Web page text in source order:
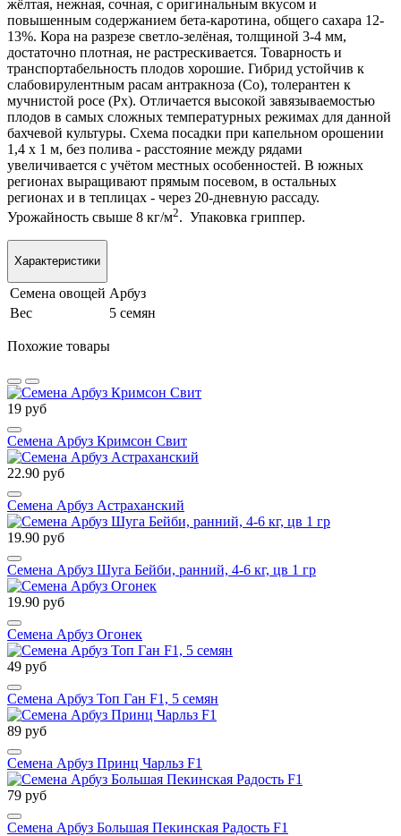
жёлтая, нежная, сочная, с оригинальным вкусом и
повышенным содержанием бета-каротина, общего сахара 12-
13%. Кора на разрезе светло-зелёная, толщиной 3-4 мм,
достаточно плотная, не растрескивается. Товарность и
транспортабельность плодов хорошие. Гибрид устойчив к
слабовирулентным расам антракноза (Со), толерантен к
мучнистой росе (Px). Отличается высокой завязываемостью
плодов в самых сложных температурных режимах для данной
бахчевой культуры. Схема посадки при капельном орошении
1,4 х 1 м, без полива - расстояние между рядами
увеличивается с учётом местных особенностей. В южных
регионах выращивают прямым посевом, в остальных
регионах и в теплицах - через 20-дневную рассаду.
Урожайность свыше 8 кг/м2. Упаковка гриппер.
Характеристики
Семена овощей Арбуз
Вес
5 семян
Похожие товары
19 руб
Семена Арбуз Кримсон Свит
22.90 руб
Семена Арбуз Астраханский
19.90 руб
Семена Арбуз Шуга Бейби, ранний, 4-6 кг, цв 1 гр
19.90 руб
Семена Арбуз Огонек
49 руб
Семена Арбуз Топ Ган F1, 5 семян
89 руб
Семена Арбуз Принц Чарльз F1
79 руб
Семена Арбуз Большая Пекинская Радость F1